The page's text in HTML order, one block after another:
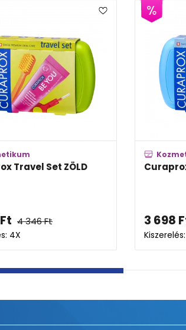
Curaprox Travel Set KÉK
3 698